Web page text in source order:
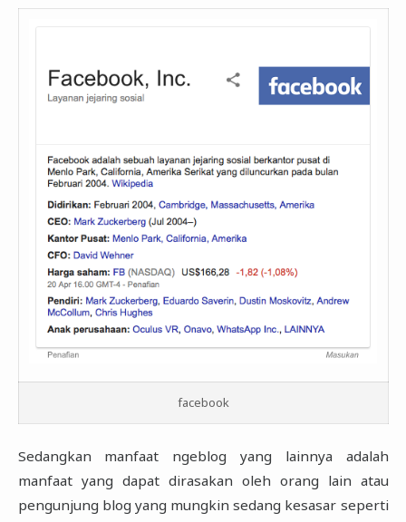
facebook
Sedangkan manfaat ngeblog yang lainnya adalah
manfaat yang dapat dirasakan oleh orang lain atau
pengunjung blog yang mungkin sedang kesasar seperti